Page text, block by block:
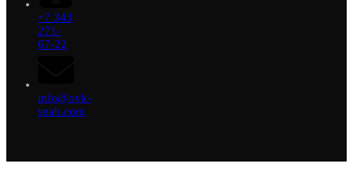
+7 343
271-
67-22
info@ovk-
snab.com